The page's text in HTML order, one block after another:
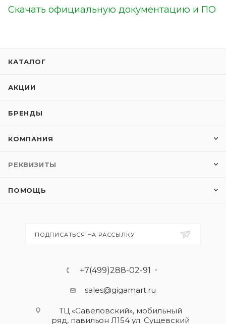
Скачать официальную документацию и ПО
КАТАЛОГ
АКЦИИ
БРЕНДЫ
КОМПАНИЯ
РЕКВИЗИТЫ
ПОМОЩЬ
ПОДПИСАТЬСЯ НА РАССЫЛКУ
+7(499)288-02-91
sales@gigamart.ru
ТЦ «Савеловский», мобильный
ряд, павильон Л154 ул. Сущевский